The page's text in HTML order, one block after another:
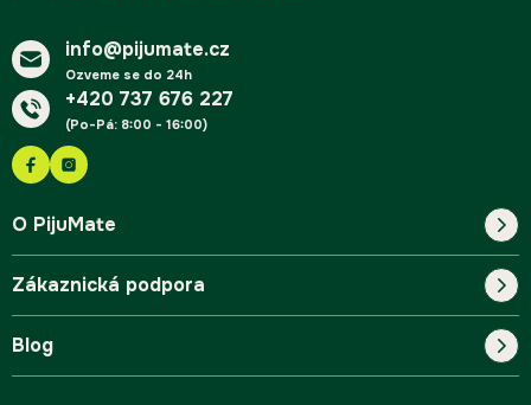
info@pijumate.cz
Ozveme se do 24h
+420 737 676 227
(Po-Pá: 8:00 - 16:00)
O PijuMate
Náš příběh
Zákaznická podpora
Kontakt
Blog